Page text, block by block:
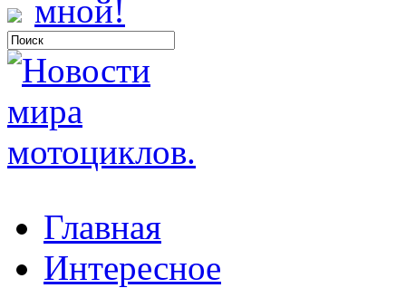
Главная
Интересное